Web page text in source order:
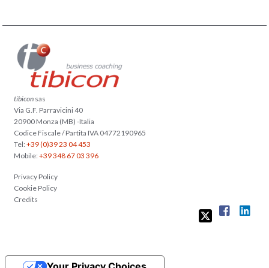
tibicon sas
Via G.F. Parravicini 40
20900 Monza (MB) -Italia
Codice Fiscale / Partita IVA 04772190965
Tel:+39 (0)39 23 04 453
Mobile:+39 348 67 03 396
Privacy Policy
Cookie Policy
Credits